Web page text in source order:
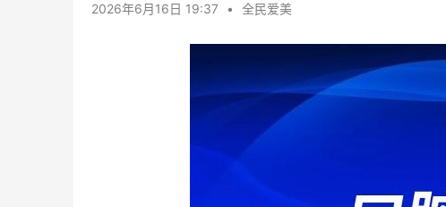
2026年6月16日 19:37 • 全民爱美